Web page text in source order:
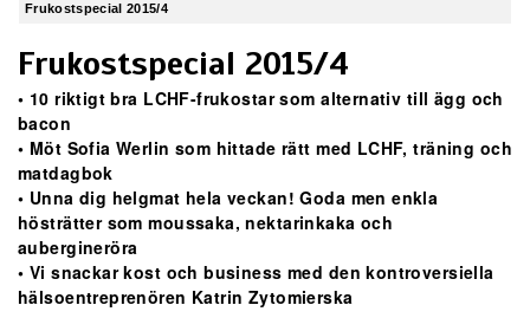
Frukostspecial 2015/4
Frukostspecial 2015/4
• 10 riktigt bra LCHF-frukostar som alternativ till ägg och
bacon
• Möt Sofia Werlin som hittade rätt med LCHF, träning och
matdagbok
• Unna dig helgmat hela veckan! Goda men enkla
hösträtter som moussaka, nektarinkaka och
aubergineröra
• Vi snackar kost och business med den kontroversiella
hälsoentreprenören Katrin Zytomierska